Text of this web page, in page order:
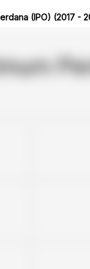
(IPO) (2017 -